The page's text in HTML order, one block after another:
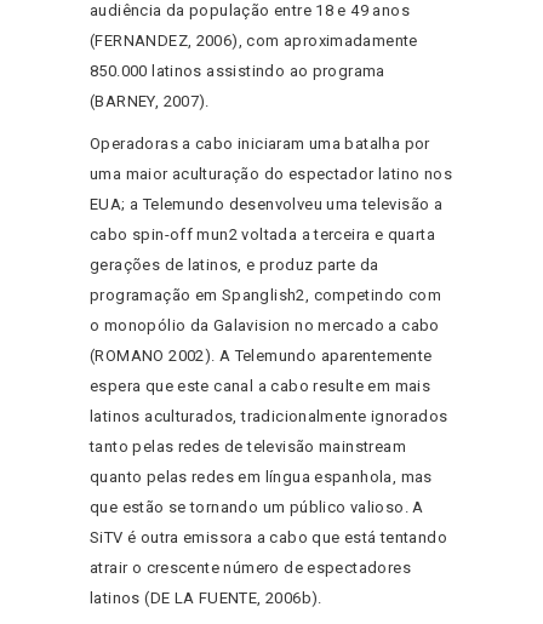
audiência da população entre 18 e 49 anos
(FERNANDEZ, 2006), com aproximadamente
850.000 latinos assistindo ao programa
(BARNEY, 2007).
Operadoras a cabo iniciaram uma batalha por
uma maior aculturação do espectador latino nos
EUA; a Telemundo desenvolveu uma televisão a
cabo spin-off mun2 voltada a terceira e quarta
gerações de latinos, e produz parte da
programação em Spanglish2, competindo com
o monopólio da Galavision no mercado a cabo
(ROMANO 2002). A Telemundo aparentemente
espera que este canal a cabo resulte em mais
latinos aculturados, tradicionalmente ignorados
tanto pelas redes de televisão mainstream
quanto pelas redes em língua espanhola, mas
que estão se tornando um público valioso. A
SiTV é outra emissora a cabo que está tentando
atrair o crescente número de espectadores
latinos (DE LA FUENTE, 2006b).